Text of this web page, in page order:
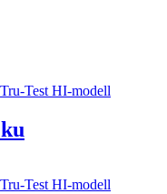
Tru-Test HI-modell
Tru-Test HI-modell